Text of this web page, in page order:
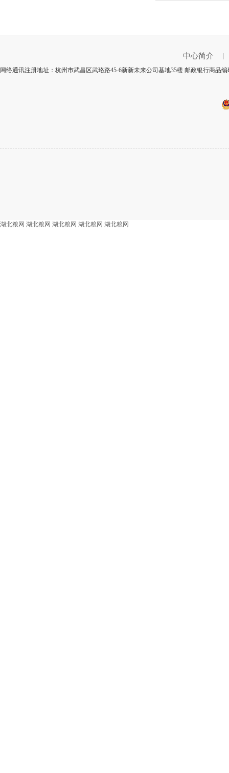
中心简介
网络通讯注册地址：杭州市武昌区武珞路45-6新新未来公司基地35楼 邮政银行商品
湖北粮网 湖北粮网 湖北粮网 湖北粮网 湖北粮网